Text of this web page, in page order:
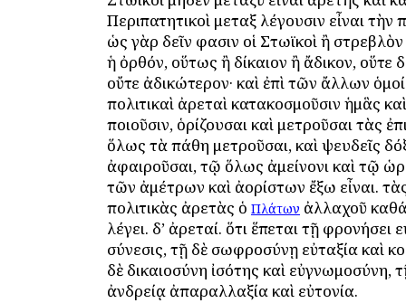
Περιπατητικοὶ μεταξ λέγουσιν εἶναι τὴν
ὡς γὰρ δεῖν φασιν οἱ Στωϊκοὶ ἢ στρεβλὸν
ἡ ὀρθόν, οὕτως ἢ δίκαιον ἢ ἄδικον, οὕτε
οὔτε ἀδικώτερον· καὶ ἐπὶ τῶν ἄλλων
πολιτικαὶ ἀρεταὶ κατακοσμοῦσιν ἡμἃς
ποιοῦσιν, ὁρίζουσαι καὶ μετροῦσαι τὰς
ὅλως τὰ πάθη μετροῦσαι, καὶ ψευδεῖς
ἀφαιροῦσαι, τῷ ὅλως ἀμείνονι καὶ τῷ
τῶν ἀμέτρων καὶ ἀορίστων ἔξω εἶναι.
πολιτικὰς ἀρετὰς ὁ Πλάτων ἀλλαχοῦ
λέγει. δ’ ἀρεταί. ὅτι ἕπεται τῇ φρονήσει
σύνεσις, τῇ δὲ σωφροσύνῃ εὐταξία καὶ
δὲ δικαιοσύνη ἰσότης καὶ εὐγνωμοσύνη,
ἀνδρείᾳ ἀπαραλλαξία καὶ εὐτονία.